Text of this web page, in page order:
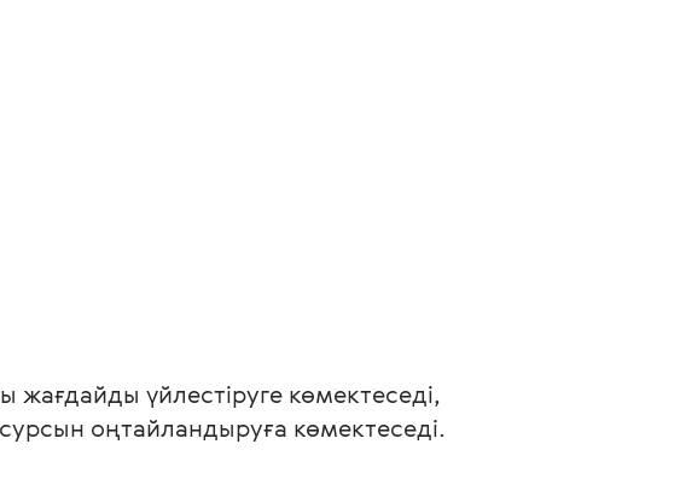
үйлестіруге көмектеседі,
оңтайландыруға көмектеседі.